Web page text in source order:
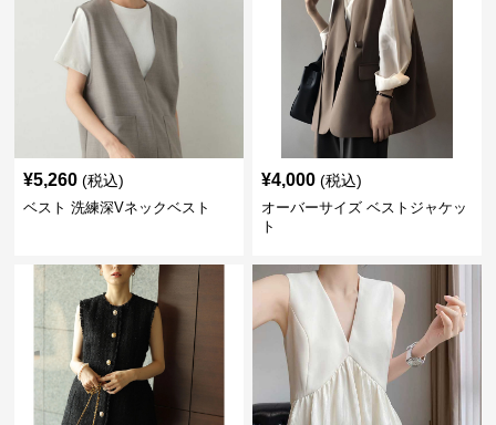
¥5,260 (税込)
ベスト 洗練深Vネックベスト
¥4,000 (税込)
オーバーサイズ ベストジャケッ
ト